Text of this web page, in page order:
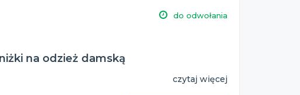
do odwołania
na odzież damską
czytaj więcej